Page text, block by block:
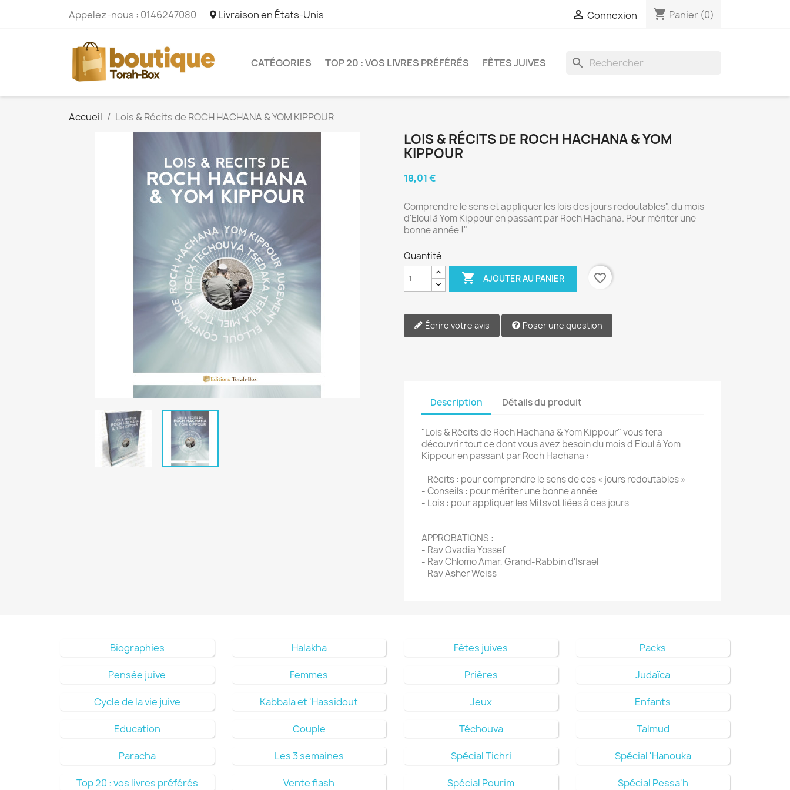
Appelez-nous : 0146247080 Livraison en États-Unis  Connexion shopping_cart Panier (0)
CATÉGORIES TOP 20 : VOS LIVRES PRÉFÉRÉS FÊTES JUIVES search
Accueil Lois & Récits de ROCH HACHANA & YOM KIPPOUR
LOIS & RÉCITS DE ROCH HACHANA & YOM
KIPPOUR
18,01 €
Comprendre le sens et appliquer les lois des jours redoutables", du mois
d'Eloul à Yom Kippour en passant par Roch Hachana. Pour mériter une
bonne année !"
Quantité
 AJOUTER AU PANIER favorite_border
Écrire votre avis Poser une question
Description Détails du produit
"Lois & Récits de Roch Hachana & Yom Kippour" vous fera
découvrir tout ce dont vous avez besoin du mois d'Eloul à Yom
Kippour en passant par Roch Hachana :
- Récits : pour comprendre le sens de ces « jours redoutables »
- Conseils : pour mériter une bonne année
- Lois : pour appliquer les Mitsvot liées à ces jours
APPROBATIONS :
- Rav Ovadia Yossef
- Rav Chlomo Amar, Grand-Rabbin d'Israel
- Rav Asher Weiss
Biographies Halakha Fêtes juives Packs
Pensée juive Femmes Prières Judaïca
Cycle de la vie juive Kabbala et 'Hassidout Jeux Enfants
Education Couple Téchouva Talmud
Paracha Les 3 semaines Spécial Tichri Spécial 'Hanouka
Top 20 : vos livres préférés Vente flash Spécial Pourim Spécial Pessa'h